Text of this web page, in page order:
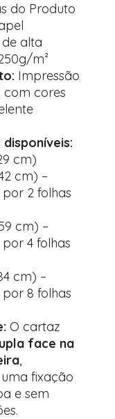
do Produto
alta
m²
Impressão
com cores
cm)
cm) –
2 folhas
cm) –
4 folhas
cm) –
8 folhas
O cartaz
face na
,
fixação
e sem